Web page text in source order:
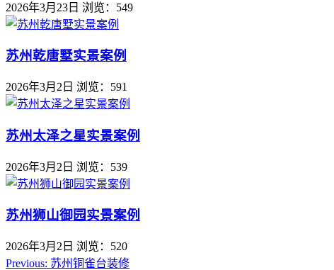
2026年3月23日 浏览：549
苏州乾唐墅实景案例
2026年3月2日 浏览：591
苏州太泽之星实景案例
2026年3月2日 浏览：539
苏州狮山御园实景案例
2026年3月2日 浏览：520
Previous: 苏州铜雀台装修